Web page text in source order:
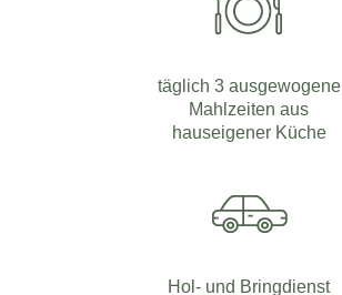
täglich 3 ausgewogene
Mahlzeiten aus
hauseigener Küche
Hol- und Bringdienst